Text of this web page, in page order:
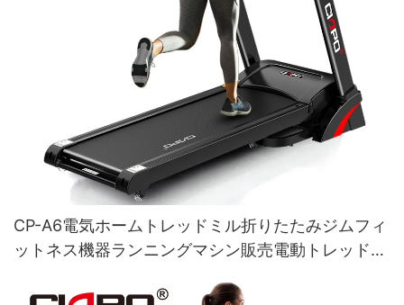
CP-A6電気ホームトレッドミル折りたたみジムフィ
ットネス機器ランニングマシン販売電動トレッドミ